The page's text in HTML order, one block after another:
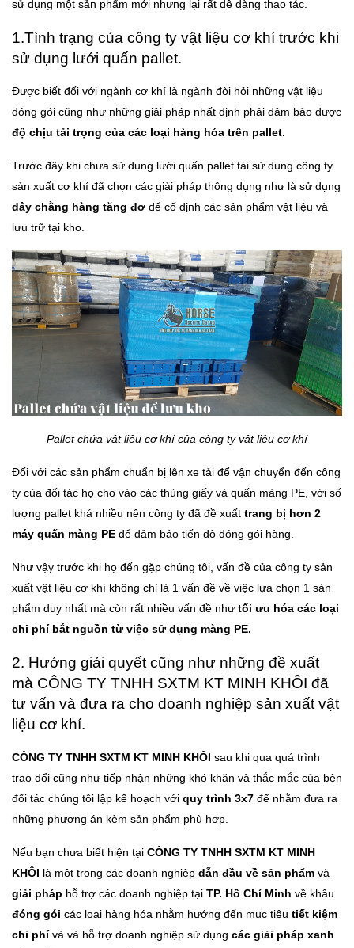
sử dụng một sản phẩm mới nhưng lại rất dễ dàng thao tác.
1.Tình trạng của công ty vật liệu cơ khí trước khi
sử dụng lưới quấn pallet.
Được biết đối với ngành cơ khí là ngành đòi hỏi những vật liệu
đóng gói cũng như những giải pháp nhất định phải đảm bảo được
độ chịu tải trọng của các loại hàng hóa trên pallet.
Trước đây khi chưa sử dụng lưới quấn pallet tái sử dụng công ty
sản xuất cơ khí đã chọn các giải pháp thông dụng như là sử dụng
dây chằng hàng tăng đơ để cố định các sản phẩm vật liệu và
lưu trữ tại kho.
Pallet chứa vật liệu cơ khí của công ty vật liệu cơ khí
Đối với các sản phẩm chuẩn bị lên xe tải để vận chuyển đến công
ty của đối tác họ cho vào các thùng giấy và quấn màng PE, với số
lượng pallet khá nhiều nên công ty đã đề xuất trang bị hơn 2
máy quấn màng PE để đảm bảo tiến độ đóng gói hàng.
Như vậy trước khi họ đến gặp chúng tôi, vấn đề của công ty sản
xuất vật liệu cơ khí không chỉ là 1 vấn đề về việc lựa chọn 1 sản
phẩm duy nhất mà còn rất nhiều vấn đề như tối ưu hóa các loại
chi phí bắt nguồn từ việc sử dụng màng PE.
2. Hướng giải quyết cũng như những đề xuất
mà CÔNG TY TNHH SXTM KT MINH KHÔI đã
tư vấn và đưa ra cho doanh nghiệp sản xuất vật
liệu cơ khí.
CÔNG TY TNHH SXTM KT MINH KHÔI sau khi qua quá trình
trao đổi cũng như tiếp nhận những khó khăn và thắc mắc của bên
đối tác chúng tôi lập kế hoạch với quy trình 3x7 để nhằm đưa ra
những phương án kèm sản phẩm phù hợp.
Nếu bạn chưa biết hiện tại CÔNG TY TNHH SXTM KT MINH
KHÔI là một trong các doanh nghiệp dẫn đầu về sản phẩm và
giải pháp hỗ trợ các doanh nghiệp tại TP. Hồ Chí Minh về khâu
đóng gói các loại hàng hóa nhằm hướng đến mục tiêu tiết kiệm
chi phívà và hỗ trợ doanh nghiệp sử dụng các giải pháp xanh